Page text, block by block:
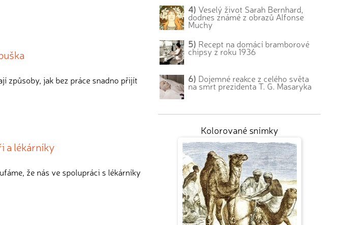
způsoby, jak bez práce snadno přijít
a lékárníky
že nás ve spolupráci s lékárníky
4) Veselý život Sarah Bernhard,
dodnes známé z obrazů Alfonse
Muchy
5) Recept na domácí bramborové
chipsy z roku 1936
6) Dojemné reakce z celého světa
na smrt prezidenta T. G. Masaryka
Kolorované snímky